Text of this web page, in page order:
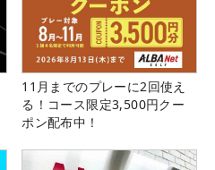
11月までのプレーに2回使え
る！コース限定3,500円クー
ポン配布中！